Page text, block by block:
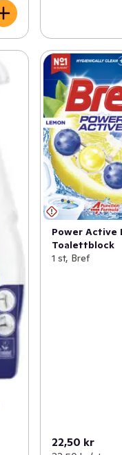
Power Active
Toalettblock
1 st, Bref
22,50 kr